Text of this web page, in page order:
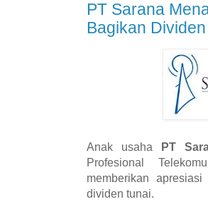
PT Sarana
Bagikan
Anak usaha PT
Profesional
memberikan
dividen tunai.